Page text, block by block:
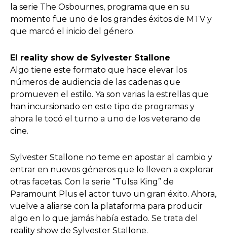
la serie The Osbournes, programa que en su
momento fue uno de los grandes éxitos de MTV y
que marcó el inicio del género.
El reality show de Sylvester Stallone
Algo tiene este formato que hace elevar los
números de audiencia de las cadenas que
promueven el estilo. Ya son varias la estrellas que
han incursionado en este tipo de programas y
ahora le tocó el turno a uno de los veterano de
cine.
Sylvester Stallone no teme en apostar al cambio y
entrar en nuevos géneros que lo lleven a explorar
otras facetas. Con la serie “Tulsa King” de
Paramount Plus el actor tuvo un gran éxito. Ahora,
vuelve a aliarse con la plataforma para producir
algo en lo que jamás había estado. Se trata del
reality show de Sylvester Stallone.